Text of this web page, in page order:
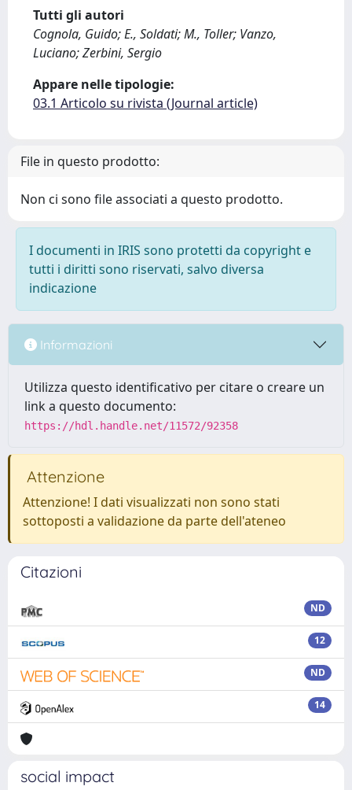
Tutti gli autori
Cognola, Guido; E., Soldati; M., Toller; Vanzo,
Luciano; Zerbini, Sergio
Appare nelle tipologie:
03.1 Articolo su rivista (Journal article)
File in questo prodotto:
Non ci sono file associati a questo prodotto.
I documenti in IRIS sono protetti da copyright e
tutti i diritti sono riservati, salvo diversa
indicazione
Informazioni
Utilizza questo identificativo per citare o creare un
link a questo documento:
https://hdl.handle.net/11572/92358
Attenzione
Attenzione! I dati visualizzati non sono stati
sottoposti a validazione da parte dell'ateneo
Citazioni
ND
12
ND
14
social impact